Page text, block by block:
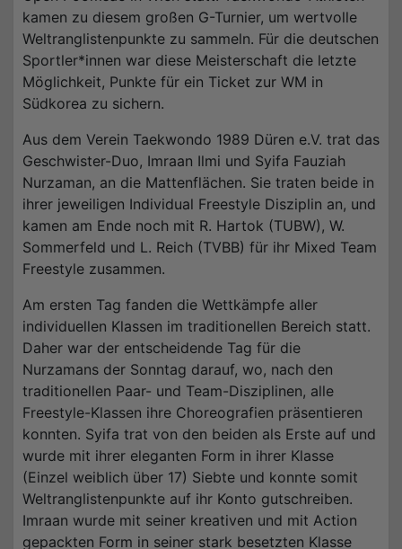
kamen zu diesem großen G-Turnier, um wertvolle
Weltranglistenpunkte zu sammeln. Für die deutschen
Sportler*innen war diese Meisterschaft die letzte
Möglichkeit, Punkte für ein Ticket zur WM in
Südkorea zu sichern.
Aus dem Verein Taekwondo 1989 Düren e.V. trat das
Geschwister-Duo, Imraan Ilmi und Syifa Fauziah
Nurzaman, an die Mattenflächen. Sie traten beide in
ihrer jeweiligen Individual Freestyle Disziplin an, und
kamen am Ende noch mit R. Hartok (TUBW), W.
Sommerfeld und L. Reich (TVBB) für ihr Mixed Team
Freestyle zusammen.
Am ersten Tag fanden die Wettkämpfe aller
individuellen Klassen im traditionellen Bereich statt.
Daher war der entscheidende Tag für die
Nurzamans der Sonntag darauf, wo, nach den
traditionellen Paar- und Team-Disziplinen, alle
Freestyle-Klassen ihre Choreografien präsentieren
konnten. Syifa trat von den beiden als Erste auf und
wurde mit ihrer eleganten Form in ihrer Klasse
(Einzel weiblich über 17) Siebte und konnte somit
Weltranglistenpunkte auf ihr Konto gutschreiben.
Imraan wurde mit seiner kreativen und mit Action
gepackten Form in seiner stark besetzten Klasse